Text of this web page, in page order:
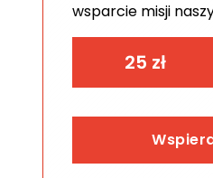
wsparcie misji
25 zł